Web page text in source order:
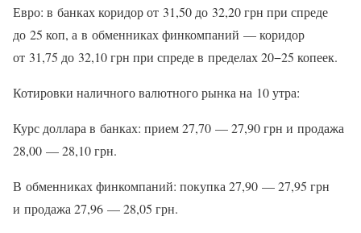
Евро: в банках коридор от 31,50 до 32,20 грн при спреде
до 25 коп, а в обменниках финкомпаний — коридор
от 31,75 до 32,10 грн при спреде в пределах 20−25 копеек.
Котировки наличного валютного рынка на 10 утра:
Курс доллара в банках: прием 27,70 — 27,90 грн и продажа
28,00 — 28,10 грн.
В обменниках финкомпаний: покупка 27,90 — 27,95 грн
и продажа 27,96 — 28,05 грн.